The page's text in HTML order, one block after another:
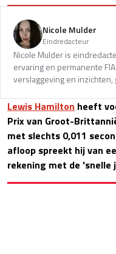
Nicole Mulder
Eindredacteur
Nicole Mulder is
ervaring en permanente
verslaggeving en
Lewis Hamilton heeft
Prix van Groot-
met slechts 0,011
afloop spreekt hij van
rekening met de 'snelle